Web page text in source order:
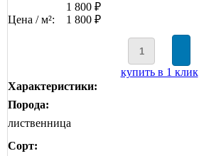
1 800 ₽
Цена / м²:
1 800 ₽
купить в 1 клик
Характеристики:
Порода:
лиственница
Сорт: